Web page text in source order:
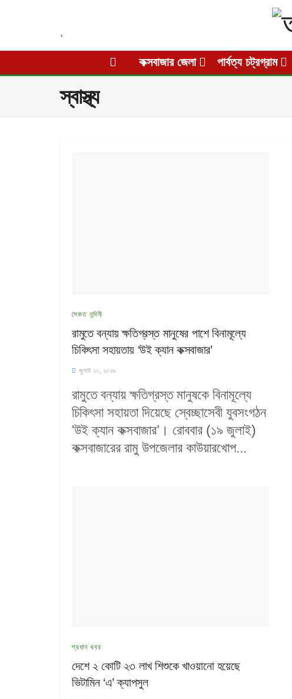
,
কক্সবাজার জেলা পার্বত্য চট্রগ্রাম
স্বাস্থ্য
সৈকত নন্দিনী
রামুতে বন্যায় ক্ষতিগ্রস্ত মানুষের পাশে বিনামূল্যে
চিকিৎসা সহায়তায় ‘উই ক্যান কক্সবাজার’
জুলাই ২০, ২০২৬
রামুতে বন্যায় ক্ষতিগ্রস্ত মানুষকে বিনামূল্যে
চিকিৎসা সহায়তা দিয়েছে স্বেচ্ছাসেবী যুবসংগঠন
'উই ক্যান কক্সবাজার’। রোববার (১৯ জুলাই)
কক্সবাজারের রামু উপজেলার কাউয়ারখোপ...
প্রধান খবর
দেশে ২ কোটি ২৩ লাখ শিশুকে খাওয়ানো হয়েছে
ভিটামিন ‘এ’ ক্যাপসুল